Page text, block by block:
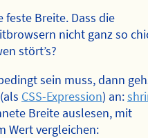
feste Breite. Dass die
nicht ganz so
stört’s?
sein muss, dann
CSS-Expression) an:
Breite auslesen, mit
Wert vergleichen: